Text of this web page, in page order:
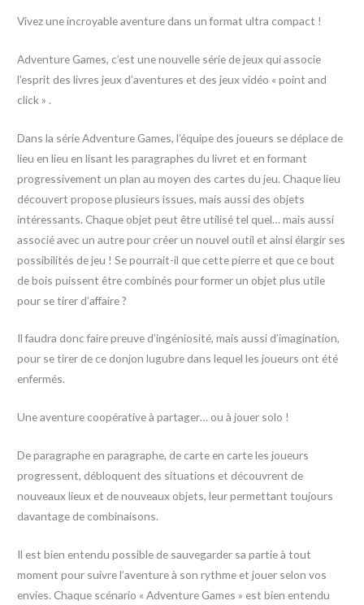
Vivez une incroyable aventure dans un format ultra compact !
Adventure Games, c’est une nouvelle série de jeux qui associe
l’esprit des livres jeux d’aventures et des jeux vidéo « point and
click » .
Dans la série Adventure Games, l’équipe des joueurs se déplace de
lieu en lieu en lisant les paragraphes du livret et en formant
progressivement un plan au moyen des cartes du jeu. Chaque lieu
découvert propose plusieurs issues, mais aussi des objets
intéressants. Chaque objet peut être utilisé tel quel… mais aussi
associé avec un autre pour créer un nouvel outil et ainsi élargir ses
possibilités de jeu ! Se pourrait-il que cette pierre et que ce bout
de bois puissent être combinés pour former un objet plus utile
pour se tirer d’affaire ?
Il faudra donc faire preuve d’ingéniosité, mais aussi d’imagination,
pour se tirer de ce donjon lugubre dans lequel les joueurs ont été
enfermés.
Une aventure coopérative à partager… ou à jouer solo !
De paragraphe en paragraphe, de carte en carte les joueurs
progressent, débloquent des situations et découvrent de
nouveaux lieux et de nouveaux objets, leur permettant toujours
davantage de combinaisons.
Il est bien entendu possible de sauvegarder sa partie à tout
moment pour suivre l’aventure à son rythme et jouer selon vos
envies. Chaque scénario « Adventure Games » est bien entendu